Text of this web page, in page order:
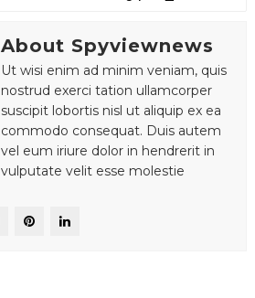
About Spyviewnews
Ut wisi enim ad minim veniam, quis
nostrud exerci tation ullamcorper
suscipit lobortis nisl ut aliquip ex ea
commodo consequat. Duis autem
vel eum iriure dolor in hendrerit in
vulputate velit esse molestie